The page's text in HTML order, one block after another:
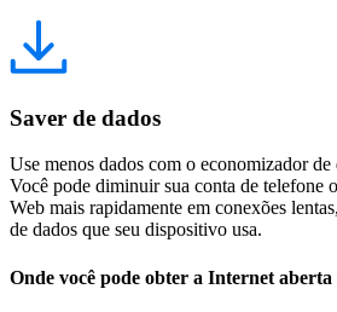
Saver de dados
Use menos dados com o economizador
Você pode diminuir sua conta de telefone
Web mais rapidamente em conexões
de dados que seu dispositivo usa.
Onde você pode obter a Internet aberta